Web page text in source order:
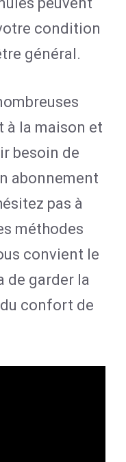
condition
général.
à la maison et
besoin de
abonnement
pas à
méthodes
convient le
de garder la
confort de